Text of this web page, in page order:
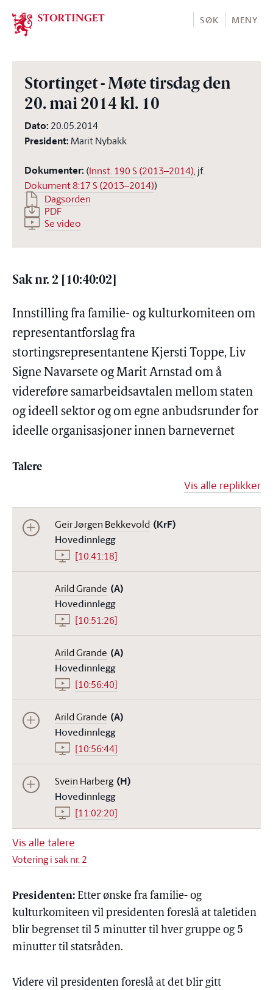
Stortinget.no
SØK MENY
Stortinget - Møte tirsdag den
20. mai 2014 kl. 10
Dato: 20.05.2014
President: Marit Nybakk
Dokumenter: (Innst. 190 S (2013–2014), jf.
Dokument 8:17 S (2013–2014))
Dagsorden
PDF
Se video
Sak nr. 2 [10:40:02]
Innstilling fra familie- og kulturkomiteen om
representantforslag fra
stortingsrepresentantene Kjersti Toppe, Liv
Signe Navarsete og Marit Arnstad om å
videreføre samarbeidsavtalen mellom staten
og ideell sektor og om egne anbudsrunder for
ideelle organisasjoner innen barnevernet
Talere
Vis alle replikker
Geir Jørgen Bekkevold (KrF)
[10:41:18]
Hovedinnlegg
Arild Grande (A)
[10:51:26]
Hovedinnlegg
Arild Grande (A)
[10:56:40]
Hovedinnlegg
Arild Grande (A)
[10:56:44]
Hovedinnlegg
Svein Harberg (H)
[11:02:20]
Hovedinnlegg
Vis alle talere
Votering i sak nr. 2
Presidenten: Etter ønske fra familie- og
kulturkomiteen vil presidenten foreslå at taletiden
blir begrenset til 5 minutter til hver gruppe og 5
minutter til statsråden.
Videre vil presidenten foreslå at det blir gitt